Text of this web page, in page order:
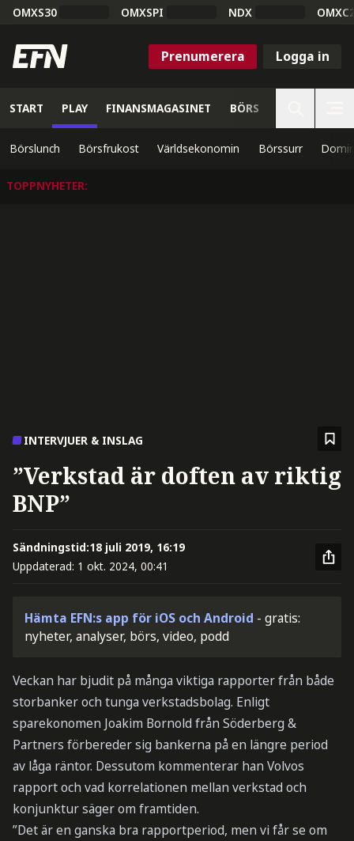
OMXS30 OMXSPI NDX
Prenumerera Logga in
START PLAY FINANSMAGASINET BÖRS
Börslunch Börsfrukost Världsekonomin Börssurr
TOPPNYHETER:
INTERVJUER & INSLAG
”Verkstad är doften av riktig
BNP”
Sändningstid:18 juli 2019, 16:19
Uppdaterad: 1 okt. 2024, 00:41
Hämta EFN:s app för iOS och Android - gratis:
nyheter, analyser, börs, video, podd
Veckan har bjudit på många viktiga rapporter från både
storbanker och tunga verkstadsbolag. Enligt
sparekonomen Joakim Bornold från Söderberg &
Partners förbereder sig bankerna på en längre period
av låga räntor. Dessutom kommenterar han Volvos
rapport och vad korrelationen mellan verkstad och
konjunktur säger om framtiden.
”Det är en ganska bra rapportperiod, men vi får se om